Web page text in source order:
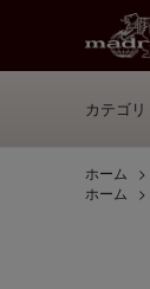
カテゴリ
ホーム >
ホーム
>